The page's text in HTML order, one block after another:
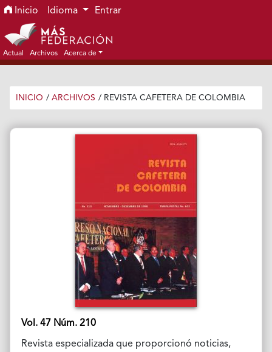
Ir al menú de navegación principal
Ir al contenido principal
Ir al pie de página del sitio
Inicio Idioma Entrar
Actual Archivos Acerca de
INICIO / ARCHIVOS / REVISTA CAFETERA DE COLOMBIA
Vol. 47 Núm. 210
Revista especializada que proporcionó noticias,